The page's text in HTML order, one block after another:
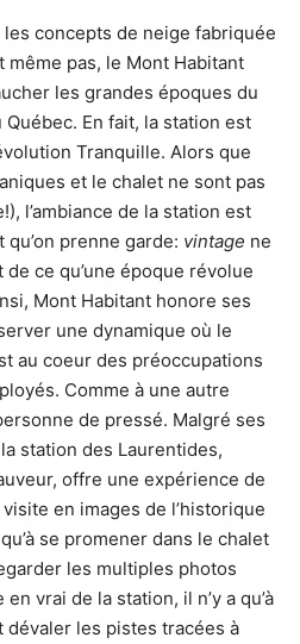
concepts de neige fabriquée
même pas, le Mont Habitant
les grandes époques du
En fait, la station est
Tranquille. Alors que
et le chalet ne sont pas
l’ambiance de la station est
qu’on prenne garde: vintage ne
de ce qu’une époque révolue
Mont Habitant honore ses
une dynamique où le
au coeur des préoccupations
Comme à une autre
de pressé. Malgré ses
station des Laurentides,
offre une expérience de
en images de l’historique
se promener dans le chalet
les multiples photos
vrai de la station, il n’y a qu’à
les pistes tracées à